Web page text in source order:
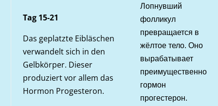
Tag 15-21
Das geplatzte Eibläschen
verwandelt sich in den
Gelbkörper. Dieser
produziert vor allem das
Hormon Progesteron.
Лопнувший
фолликул
превращается в
жёлтое тело. Оно
вырабатывает
преимущественно
гормон
прогестерон.